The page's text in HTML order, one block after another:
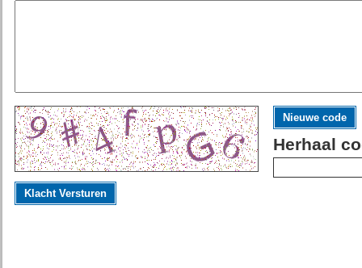
Nieuwe code
Herhaal
Klacht Versturen